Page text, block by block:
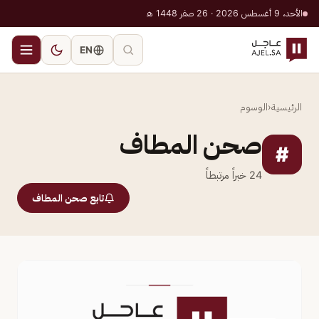
الأحد، 9 أغسطس 2026 · 26 صفر 1448 هـ
EN
الرئيسية‹الوسوم
# صحن المطاف
24 خبراً مرتبطاً
تابع صحن المطاف